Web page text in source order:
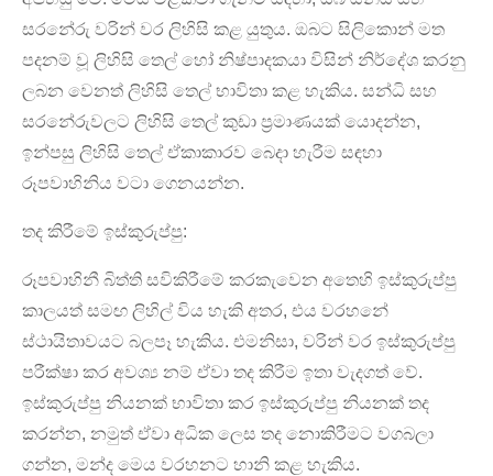
සරනේරු වරින් වර ලිහිසි කළ යුතුය. ඔබට සිලිකොන් මත
පදනම් වූ ලිහිසි තෙල් හෝ නිෂ්පාදකයා විසින් නිර්දේශ කරනු
ලබන වෙනත් ලිහිසි තෙල් භාවිතා කළ හැකිය. සන්ධි සහ
සරනේරුවලට ලිහිසි තෙල් කුඩා ප්‍රමාණයක් යොදන්න,
ඉන්පසු ලිහිසි තෙල් ඒකාකාරව බෙදා හැරීම සඳහා
රූපවාහිනිය වටා ගෙනයන්න.
තද කිරීමේ ඉස්කුරුප්පු:
රූපවාහිනී බිත්ති සවිකිරීමේ කරකැවෙන අතෙහි ඉස්කුරුප්පු
කාලයත් සමඟ ලිහිල් විය හැකි අතර, එය වරහනේ
ස්ථායිතාවයට බලපෑ හැකිය. එමනිසා, වරින් වර ඉස්කුරුප්පු
පරීක්ෂා කර අවශ්‍ය නම් ඒවා තද කිරීම ඉතා වැදගත් වේ.
ඉස්කුරුප්පු නියනක් භාවිතා කර ඉස්කුරුප්පු නියනක් තද
කරන්න, නමුත් ඒවා අධික ලෙස තද නොකිරීමට වගබලා
ගන්න, මන්ද මෙය වරහනට හානි කළ හැකිය.